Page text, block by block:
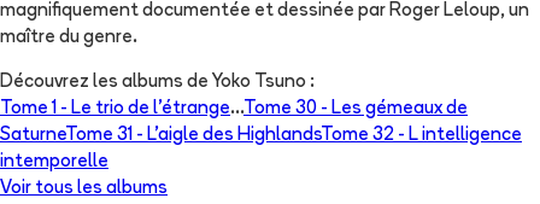
magnifiquement documentée et dessinée par Roger Leloup, un
maître du genre.
Découvrez les albums de Yoko Tsuno :
Tome 1 - Le trio de l'étrange...Tome 30 - Les gémeaux de
SaturneTome 31 - L'aigle des HighlandsTome 32 - L intelligence
intemporelle
Voir tous les albums